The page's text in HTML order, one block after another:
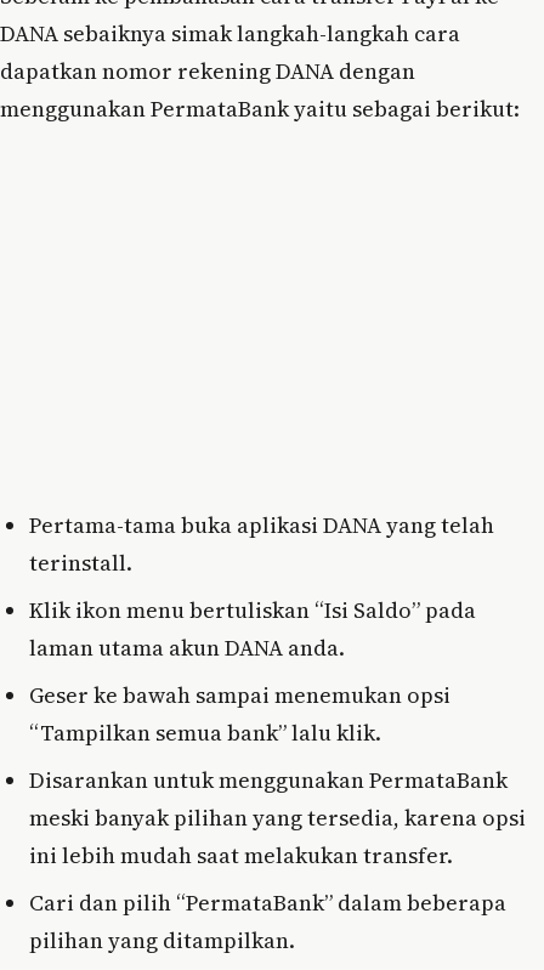
DANA sebaiknya simak langkah-langkah cara
dapatkan nomor rekening DANA dengan
menggunakan PermataBank yaitu sebagai berikut:
Pertama-tama buka aplikasi DANA yang telah
terinstall.
Klik ikon menu bertuliskan “Isi Saldo” pada
laman utama akun DANA anda.
Geser ke bawah sampai menemukan opsi
“Tampilkan semua bank” lalu klik.
Disarankan untuk menggunakan PermataBank
meski banyak pilihan yang tersedia, karena opsi
ini lebih mudah saat melakukan transfer.
Cari dan pilih “PermataBank” dalam beberapa
pilihan yang ditampilkan.